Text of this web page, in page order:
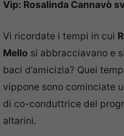
Vip: Rosalinda Cannavò
Vi ricordate i tempi in cui
Mello si abbracciavano e
baci d’amicizia? Quei
vippone sono cominciate
di co-conduttrice del
altarini.